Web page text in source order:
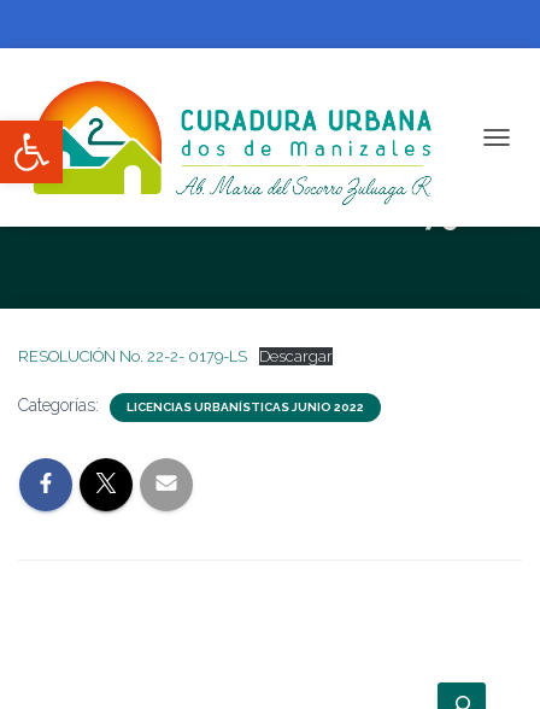
Abrir barra de herramientas
RESOLUCIÓN No. 22-2- 0179-LS
RESOLUCIÓN No. 22-2- 0179-LS Descargar
Categorías: LICENCIAS URBANÍSTICAS JUNIO 2022